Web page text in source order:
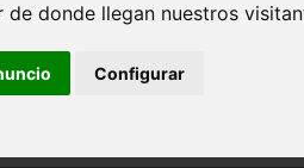
de donde llegan nuestros
Configurar